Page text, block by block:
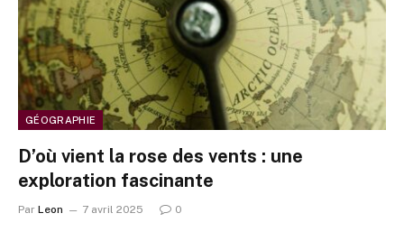
GÉOGRAPHIE
D’où vient la rose des vents : une
exploration fascinante
Par Leon 7 avril 2025 0